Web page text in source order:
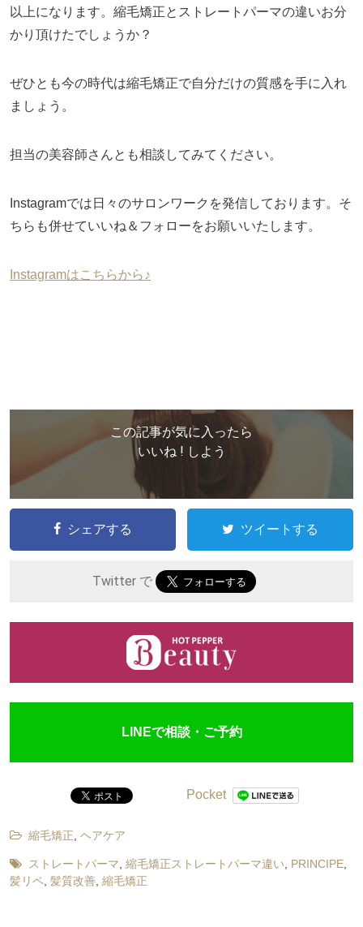
以上になります。縮毛矯正とストレートパーマの違いお分
かり頂けたでしょうか？
ぜひとも今の時代は縮毛矯正で自分だけの質感を手に入れ
ましょう。
担当の美容師さんとも相談してみてください。
Instagramでは日々のサロンワークを発信しております。そ
ちらも併せていいね＆フォローをお願いいたします。
Instagramはこちらから♪
この記事が気に入ったら
いいね ! しよう
シェアする ツイートする
Twitter で
LINEで相談・ご予約
Pocket
縮毛矯正, ヘアケア
ストレートパーマ, 縮毛矯正ストレートパーマ違い, PRINCIPE,
髪リペ, 髪質改善, 縮毛矯正